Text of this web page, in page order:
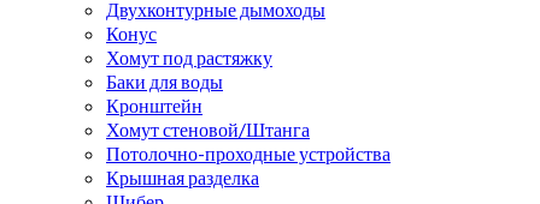
Двухконтурные дымоходы
Конус
Хомут под растяжку
Баки для воды
Кронштейн
Хомут стеновой/Штанга
Потолочно-проходные устройства
Крышная разделка